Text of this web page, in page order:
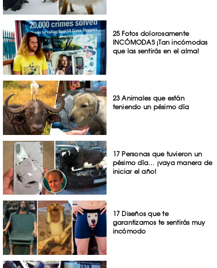
25 Fotos dolorosamente
INCÓMODAS ¡Tan incómodas
que las sentirás en el alma!
23 Animales que están
teniendo un pésimo día
17 Personas que tuvieron un
pésimo día… ¡vaya manera de
iniciar el año!
17 Diseños que te
garantizamos te sentirás muy
incómodo